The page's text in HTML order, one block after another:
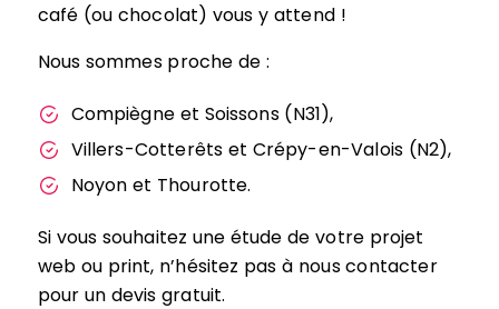
café (ou chocolat) vous y attend !
Nous sommes proche de :
Compiègne et Soissons (N31),
Villers-Cotterêts et Crépy-en-Valois (N2),
Noyon et Thourotte.
Si vous souhaitez une étude de votre projet
web ou print, n’hésitez pas à nous contacter
pour un devis gratuit.